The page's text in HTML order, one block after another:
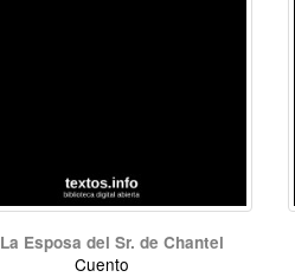
La Esposa del Sr. de Chantel
Cuento